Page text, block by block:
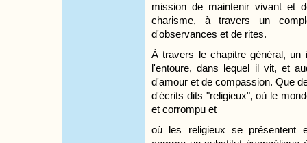
mission de maintenir vivant et
charisme, à travers un
d'observances et de rites.
À travers le chapitre général,
l'entoure, dans lequel il vit, et
d'amour et de compassion. Que
d'écrits dits "religieux", où le
et corrompu et
où les religieux se présentent